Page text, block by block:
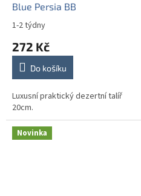
Blue Persia BB
1-2 týdny
272 Kč
Do košíku
Luxusní praktický dezertní talíř
20cm.
Novinka